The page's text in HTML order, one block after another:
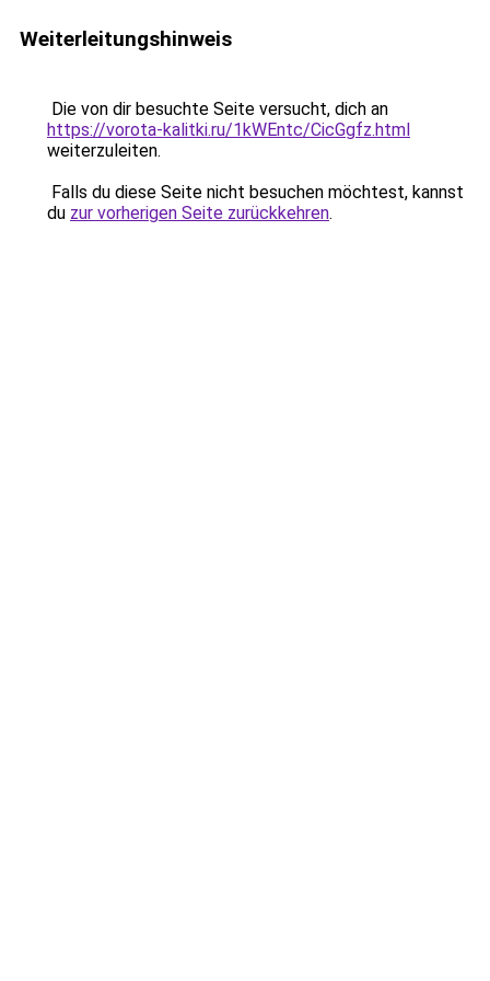
Weiterleitungshinweis
Die von dir besuchte Seite versucht, dich an
https://vorota-kalitki.ru/1kWEntc/CicGgfz.html
weiterzuleiten.
Falls du diese Seite nicht besuchen möchtest, kannst
du zur vorherigen Seite zurückkehren.